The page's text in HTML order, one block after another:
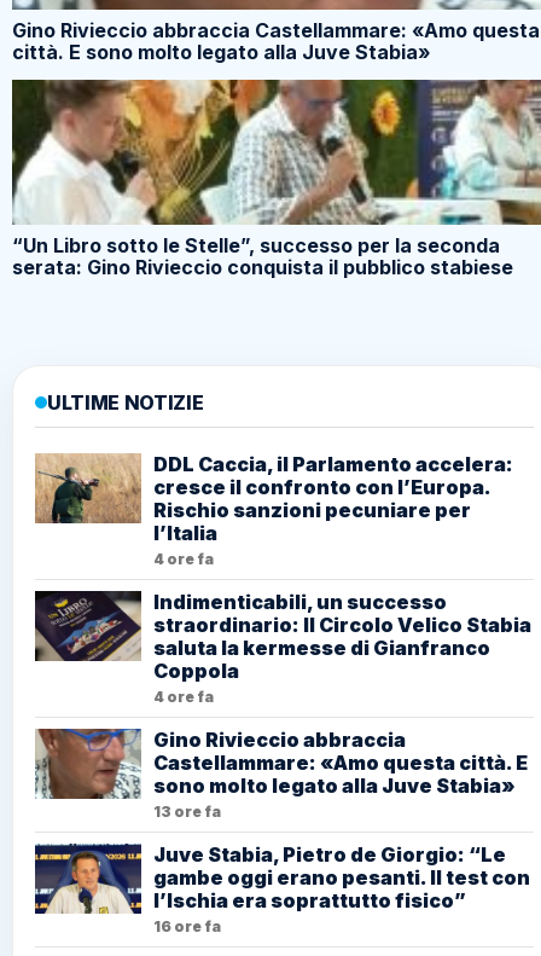
Gino Rivieccio abbraccia Castellammare: «Amo questa
città. E sono molto legato alla Juve Stabia»
“Un Libro sotto le Stelle”, successo per la seconda
serata: Gino Rivieccio conquista il pubblico stabiese
ULTIME NOTIZIE
DDL Caccia, il Parlamento accelera:
cresce il confronto con l’Europa.
Rischio sanzioni pecuniare per
l’Italia
4 ore fa
Indimenticabili, un successo
straordinario: Il Circolo Velico Stabia
saluta la kermesse di Gianfranco
Coppola
4 ore fa
Gino Rivieccio abbraccia
Castellammare: «Amo questa città. E
sono molto legato alla Juve Stabia»
13 ore fa
Juve Stabia, Pietro de Giorgio: “Le
gambe oggi erano pesanti. Il test con
l’Ischia era soprattutto fisico”
16 ore fa